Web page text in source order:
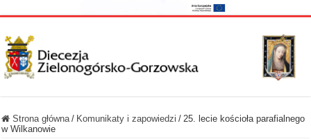
Strona główna / Komunikaty i zapowiedzi / 25. lecie kościoła parafialnego
w Wilkanowie